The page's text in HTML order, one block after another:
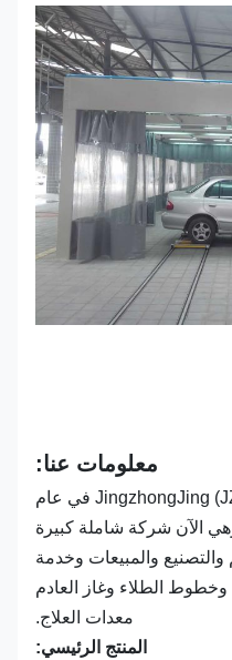
معلومات عنا:
تأسست شركة JingzhongJing (JZJ) Group في عام
والمبيعات وخدمة
الطلاء وغاز العادم
معدات العلاج.
المنتج الرئيسي: